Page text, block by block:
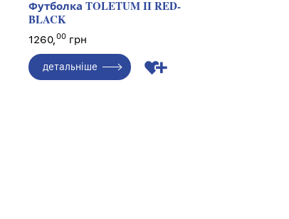
Футболка TOLETUM II RED-
BLACK
1260,00 грн
детальніше